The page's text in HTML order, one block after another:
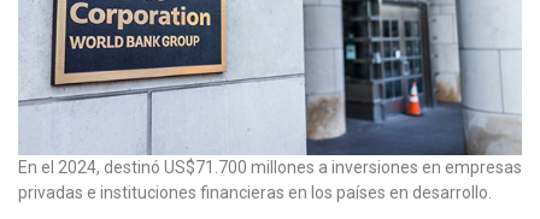
En el 2024, destinó US$71.700 millones a inversiones en empresas
privadas e instituciones financieras en los países en desarrollo.